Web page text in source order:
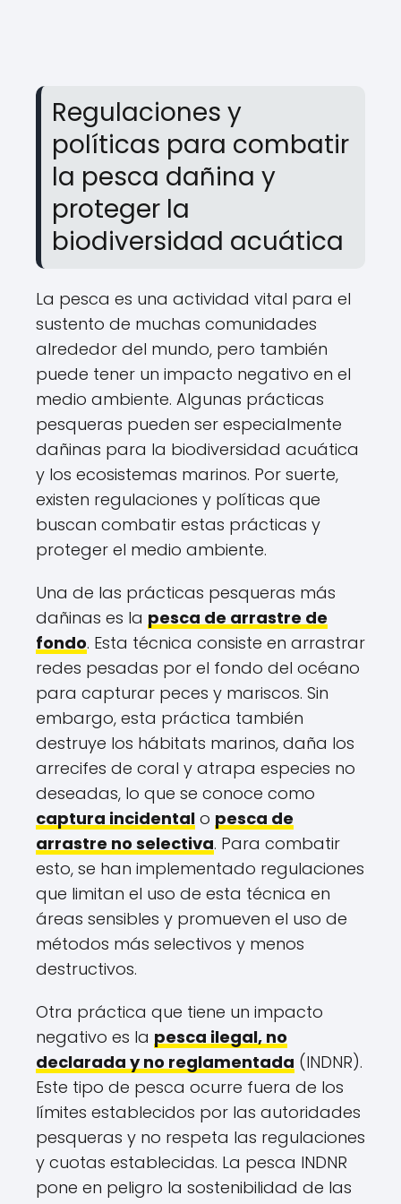
Regulaciones y
políticas para combatir
la pesca dañina y
proteger la
biodiversidad acuática
La pesca es una actividad vital para el
sustento de muchas comunidades
alrededor del mundo, pero también
puede tener un impacto negativo en el
medio ambiente. Algunas prácticas
pesqueras pueden ser especialmente
dañinas para la biodiversidad acuática
y los ecosistemas marinos. Por suerte,
existen regulaciones y políticas que
buscan combatir estas prácticas y
proteger el medio ambiente.
Una de las prácticas pesqueras más
dañinas es la pesca de arrastre de
fondo. Esta técnica consiste en arrastrar
redes pesadas por el fondo del océano
para capturar peces y mariscos. Sin
embargo, esta práctica también
destruye los hábitats marinos, daña los
arrecifes de coral y atrapa especies no
deseadas, lo que se conoce como
captura incidental o pesca de
arrastre no selectiva. Para combatir
esto, se han implementado regulaciones
que limitan el uso de esta técnica en
áreas sensibles y promueven el uso de
métodos más selectivos y menos
destructivos.
Otra práctica que tiene un impacto
negativo es la pesca ilegal, no
declarada y no reglamentada (INDNR).
Este tipo de pesca ocurre fuera de los
límites establecidos por las autoridades
pesqueras y no respeta las regulaciones
y cuotas establecidas. La pesca INDNR
pone en peligro la sostenibilidad de las